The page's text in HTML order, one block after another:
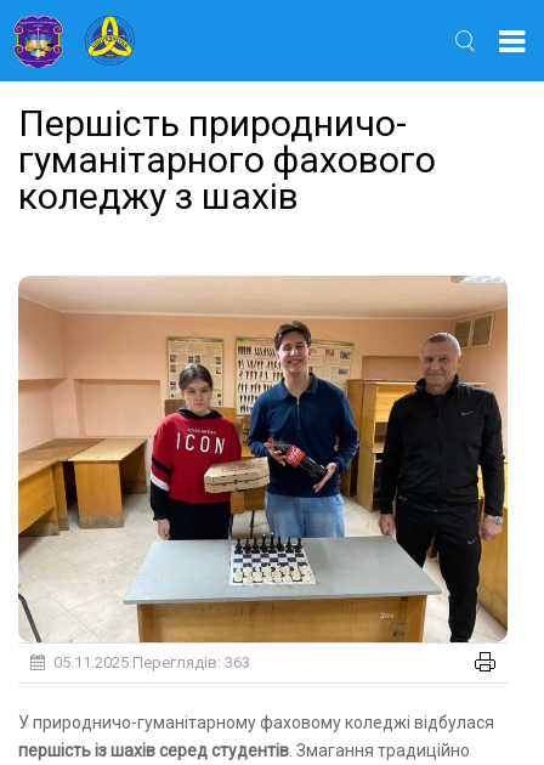
Першість природничо-
гуманітарного фахового
коледжу з шахів
05.11.2025 Переглядів: 363
У природничо-гуманітарному фаховому коледжі відбулася
першість із шахів серед студентів. Змагання традиційно